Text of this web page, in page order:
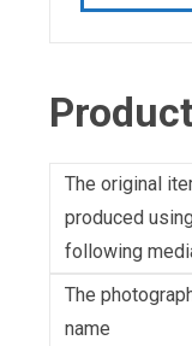
The original
produced
following
The
name